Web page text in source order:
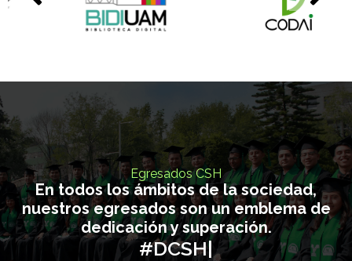
0
Egresados CSH
En todos los ámbitos de la sociedad,
nuestros egresados son un emblema de
dedicación y superación.
#DCSH